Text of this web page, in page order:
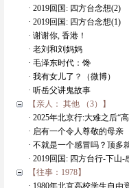
· 2019回国: 四方台念想(2)
· 2019回国: 四方台念想(1)
· 谢谢你, 香港！
· 老刘和刘妈妈
· 毛泽东时代：馋
· 我有女儿了？（微博）
· 听岳父讲鬼故事
【亲人： 其他 （3）】
· 2025年北京行:大难之后“
· 启有一个令人尊敬的母亲
· 不就是一个感冒吗？顶多
· 2019回国: 四方台行-下山-
【往事：1978】
· 1980年北京高校学生自由